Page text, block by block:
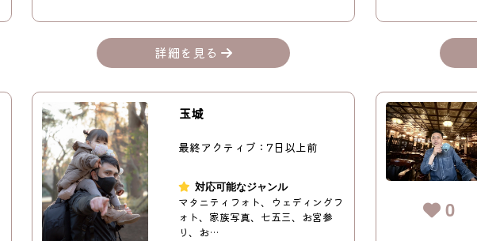
詳細を見る
玉城
最終アクティブ：7日以上前
対応可能なジャンル
マタニティフォト、ウェディングフ
ォト、家族写真、七五三、お宮参
り、お…
0